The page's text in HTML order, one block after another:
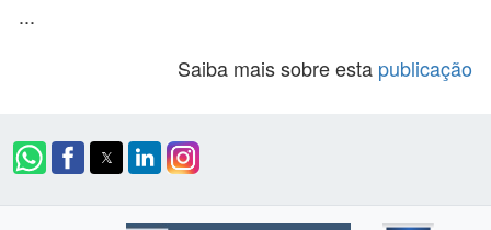
...
Saiba mais sobre esta publicação